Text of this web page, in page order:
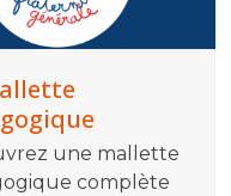
une mallette
complète